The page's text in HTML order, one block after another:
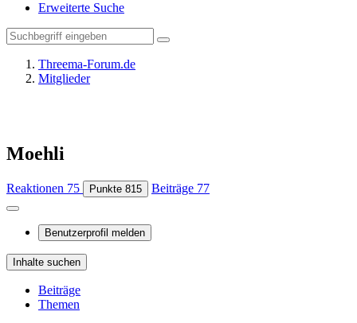
Erweiterte Suche
Threema-Forum.de
Mitglieder
Moehli
Reaktionen 75 Punkte 815 Beiträge 77
Benutzerprofil melden
Inhalte suchen
Beiträge
Themen